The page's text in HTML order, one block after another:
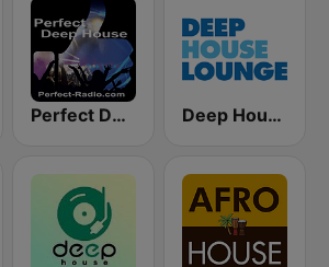
Perfect Deep House Deep House Lounge